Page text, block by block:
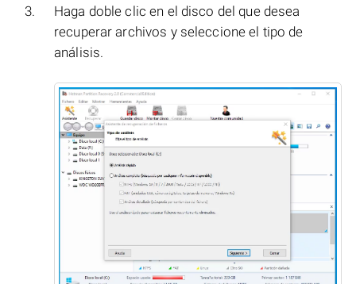
Haga doble clic en el disco del que desea
recuperar archivos y seleccione el tipo de
análisis.